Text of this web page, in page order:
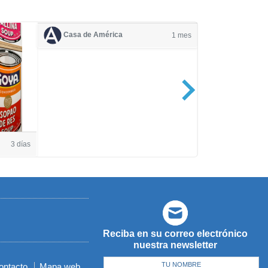
3 días
Casa de América 1 mes
Reciba en su correo electrónico
nuestra newsletter